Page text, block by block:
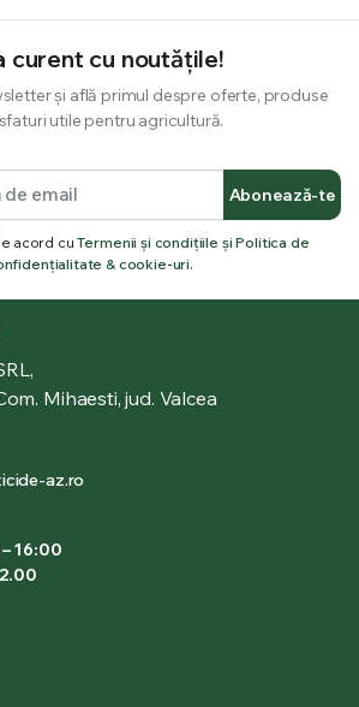
curent cu noutățile!
și află primul despre oferte, produse
utile pentru agricultură.
Abonează-te
acord cuTermenii și condițiile și Politica de
& cookie-uri.
Mihaesti, jud. Valcea
az.ro
16:00